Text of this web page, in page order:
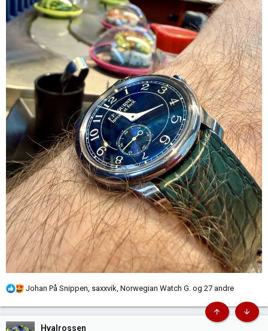
R
k
Johan På Snippen saxxvik Norwegian Watch G. og 27 andre
Hvalrossen